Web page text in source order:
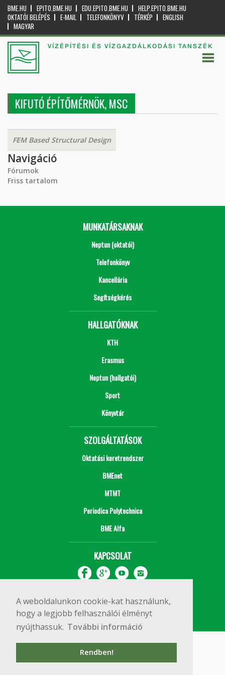
A weboldalunkon cookie-kat használunk,
hogy a legjobb felhasználói élményt
nyújthassuk. További információ
Rendben!
BME.HU EPITO.BME.HU EDU.EPITO.BME.HU
HELP.EPITO.BME.HU
OKTATÓI BELÉPÉS
E-MAIL TELEFONKÖNYV TÉRKÉP
ENGLISH
MAGYAR
VÍZÉPÍTÉSI ÉS VÍZGAZDÁLKODÁSI TANSZÉK
KIFUTÓ ÉPÍTŐMÉRNÖK, MSC
FEM Based Structural Design
Navigáció
Fórumok
Friss tartalom
MUNKATÁRSAKNAK
Neptun (oktatói)
Telefonkönyv
Kancellária
Segítségkérés
HALLGATÓKNAK
KTH
Erasmus
Neptun (hallgatói)
Sport
Könyvtár
SZOLGÁLTATÁSOK
Oktatási keretrendszer
BMEnet
MTMT
Periodica Polytechnica
BME Alfa
KAPCSOLAT
Copyright © 2020 BME Építőmérnöki Kar
1111 Budapest, Műegyetem rkp. 3.